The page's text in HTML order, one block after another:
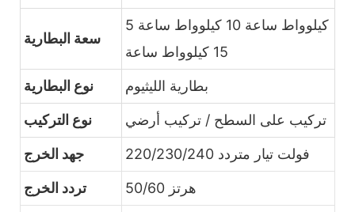
سعة البطارية
5 كيلوواط ساعة 10 كيلوواط ساعة
15 كيلوواط ساعة
نوع البطارية بطارية الليثيوم
نوع التركيب تركيب على السطح / تركيب أرضي
جهد الخرج 220/230/240 فولت تيار متردد
تردد الخرج 50/60 هرتز